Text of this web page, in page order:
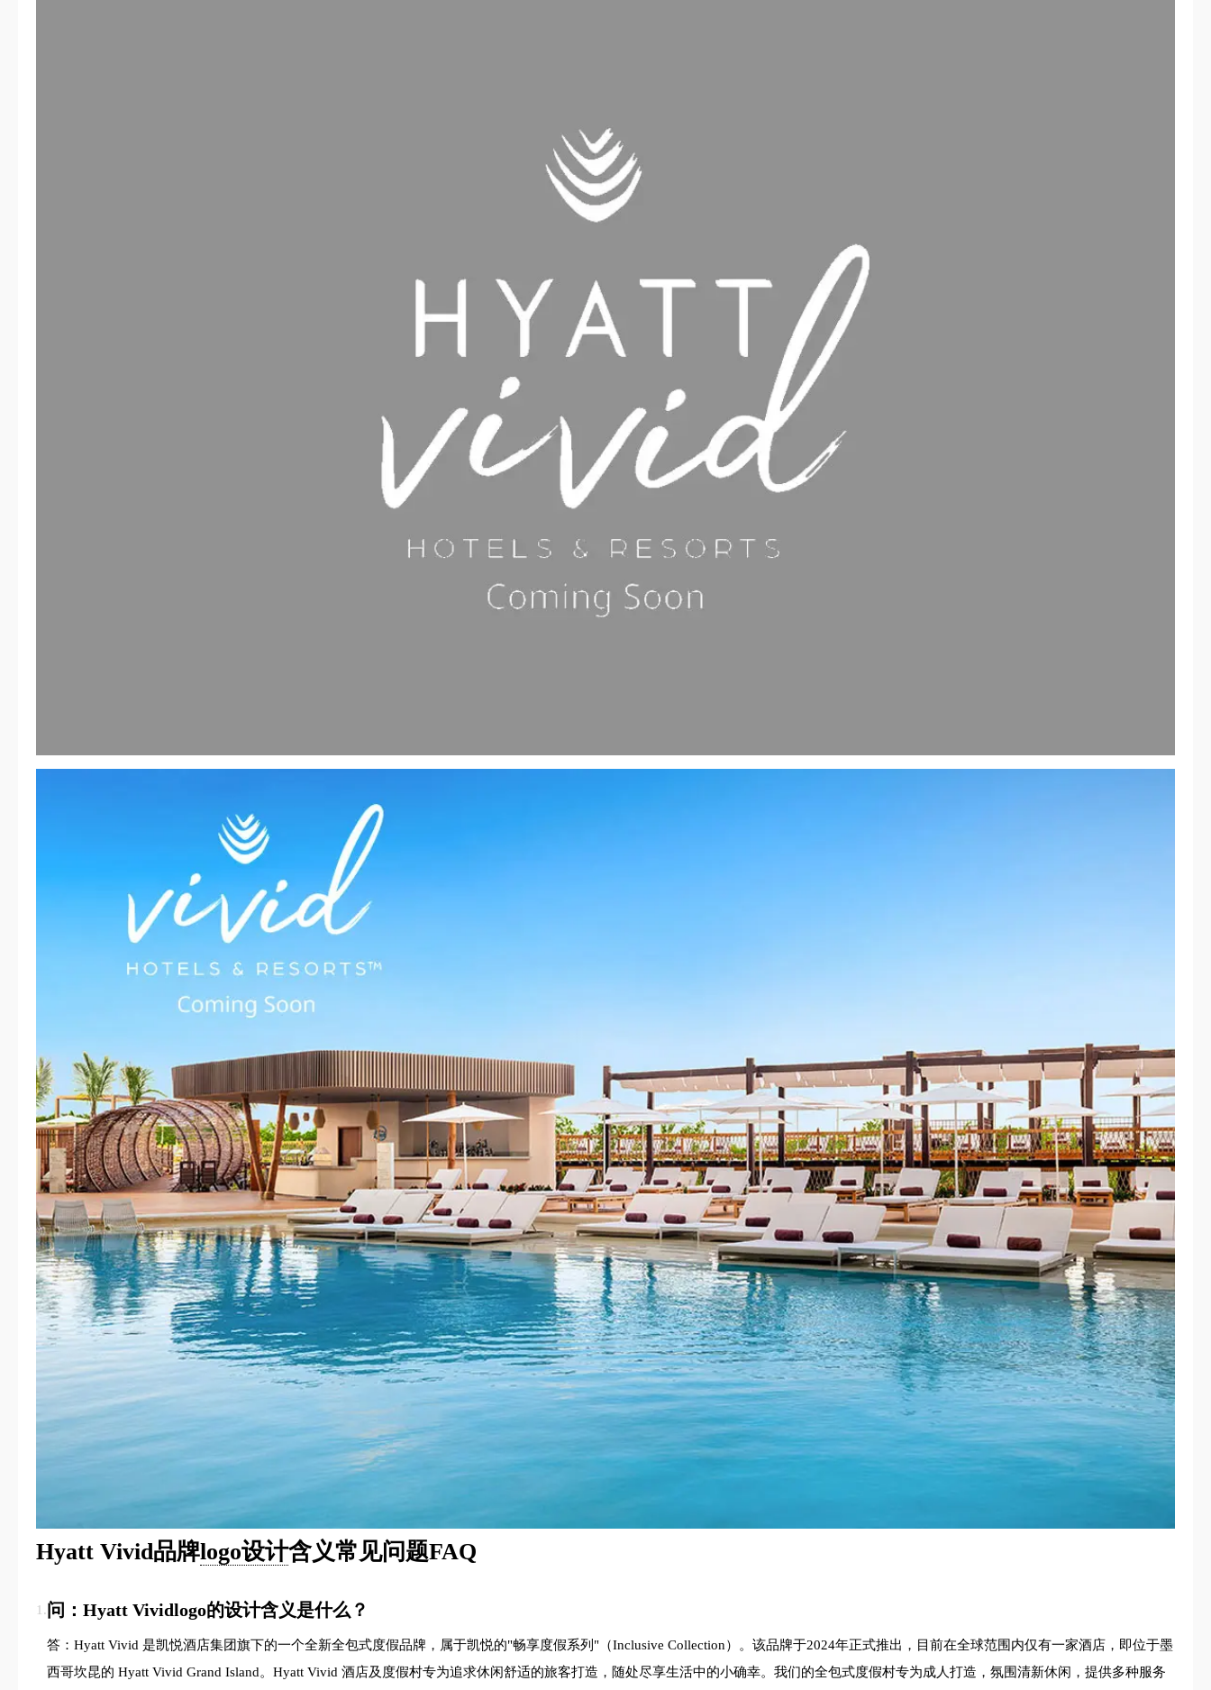
Hyatt Vivid品牌logo设计含义常见问题FAQ
1.问：Hyatt Vividlogo的设计含义是什么？
答：Hyatt Vivid 是凯悦酒店集团旗下的一个全新全包式度假品牌，属于凯悦的"畅享度假系列"（Inclusive Collection）。该品牌于2024年正式推出，目前在全球范围内仅有一家酒店，即位于墨
西哥坎昆的 Hyatt Vivid Grand Island。Hyatt Vivid 酒店及度假村专为追求休闲舒适的旅客打造，随处尽享生活中的小确幸。我们的全包式度假村专为成人打造，氛围清新休闲，提供多种服务